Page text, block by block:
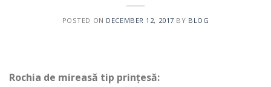
POSTED ON DECEMBER 12, 2017 BY BLOG
Rochia de mireasă tip prințesă: